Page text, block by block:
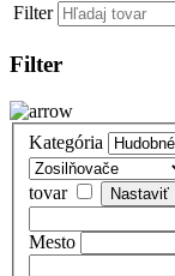
Filter
Filter
Kategória
tovar
Mesto